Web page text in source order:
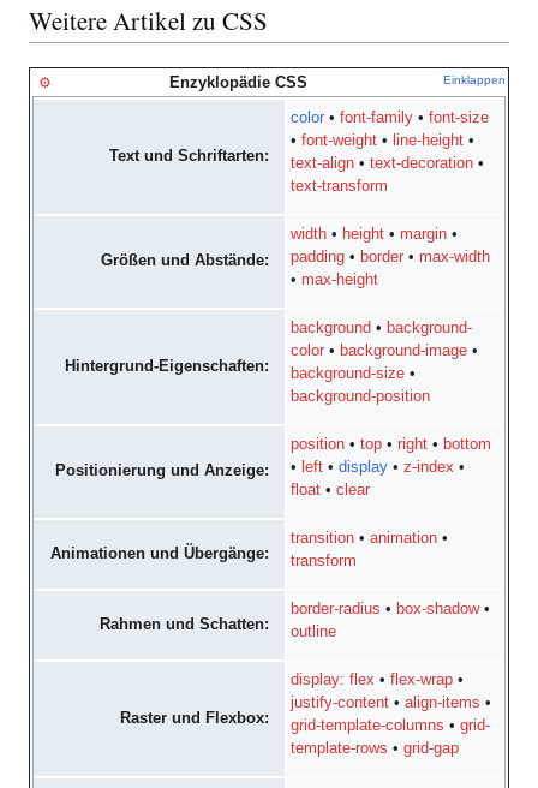
Weitere Artikel zu CSS
Einklappen
⚙ Enzyklopädie CSS
Text und Schriftarten:
color •font-family •font-size
•font-weight • line-height •
text-align •text-decoration •
text-transform
Größen und Abstände:
width • height •margin •
padding • border •max-width
•max-height
Hintergrund-Eigenschaften:
background • background-
color • background-image •
background-size •
background-position
Positionierung und Anzeige:
position •top •right • bottom
• left •display •z-index •
float •clear
Animationen und Übergänge:
transition •animation •
transform
Rahmen und Schatten:
border-radius • box-shadow•
outline
Raster und Flexbox:
display: flex •flex-wrap •
justify-content •align-items •
grid-template-columns •grid-
template-rows •grid-gap